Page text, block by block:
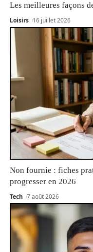
Les meilleures façons
Loisirs 16 juillet 2026
Non fournie : fiches
progresser en 2026
Tech 7 août 2026